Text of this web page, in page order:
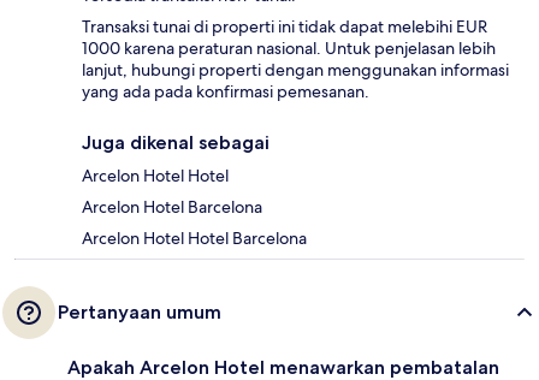
Transaksi tunai di properti ini tidak dapat melebihi EUR
1000 karena peraturan nasional. Untuk penjelasan lebih
lanjut, hubungi properti dengan menggunakan informasi
yang ada pada konfirmasi pemesanan.
Juga dikenal sebagai
Arcelon Hotel Hotel
Arcelon Hotel Barcelona
Arcelon Hotel Hotel Barcelona
Pertanyaan umum
Apakah Arcelon Hotel menawarkan pembatalan